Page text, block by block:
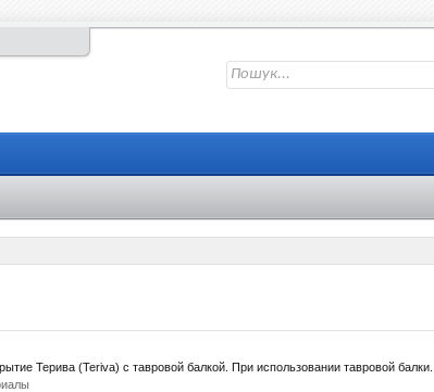
Терива (Teriva) с тавровой балкой. При использовании тавровой балки...